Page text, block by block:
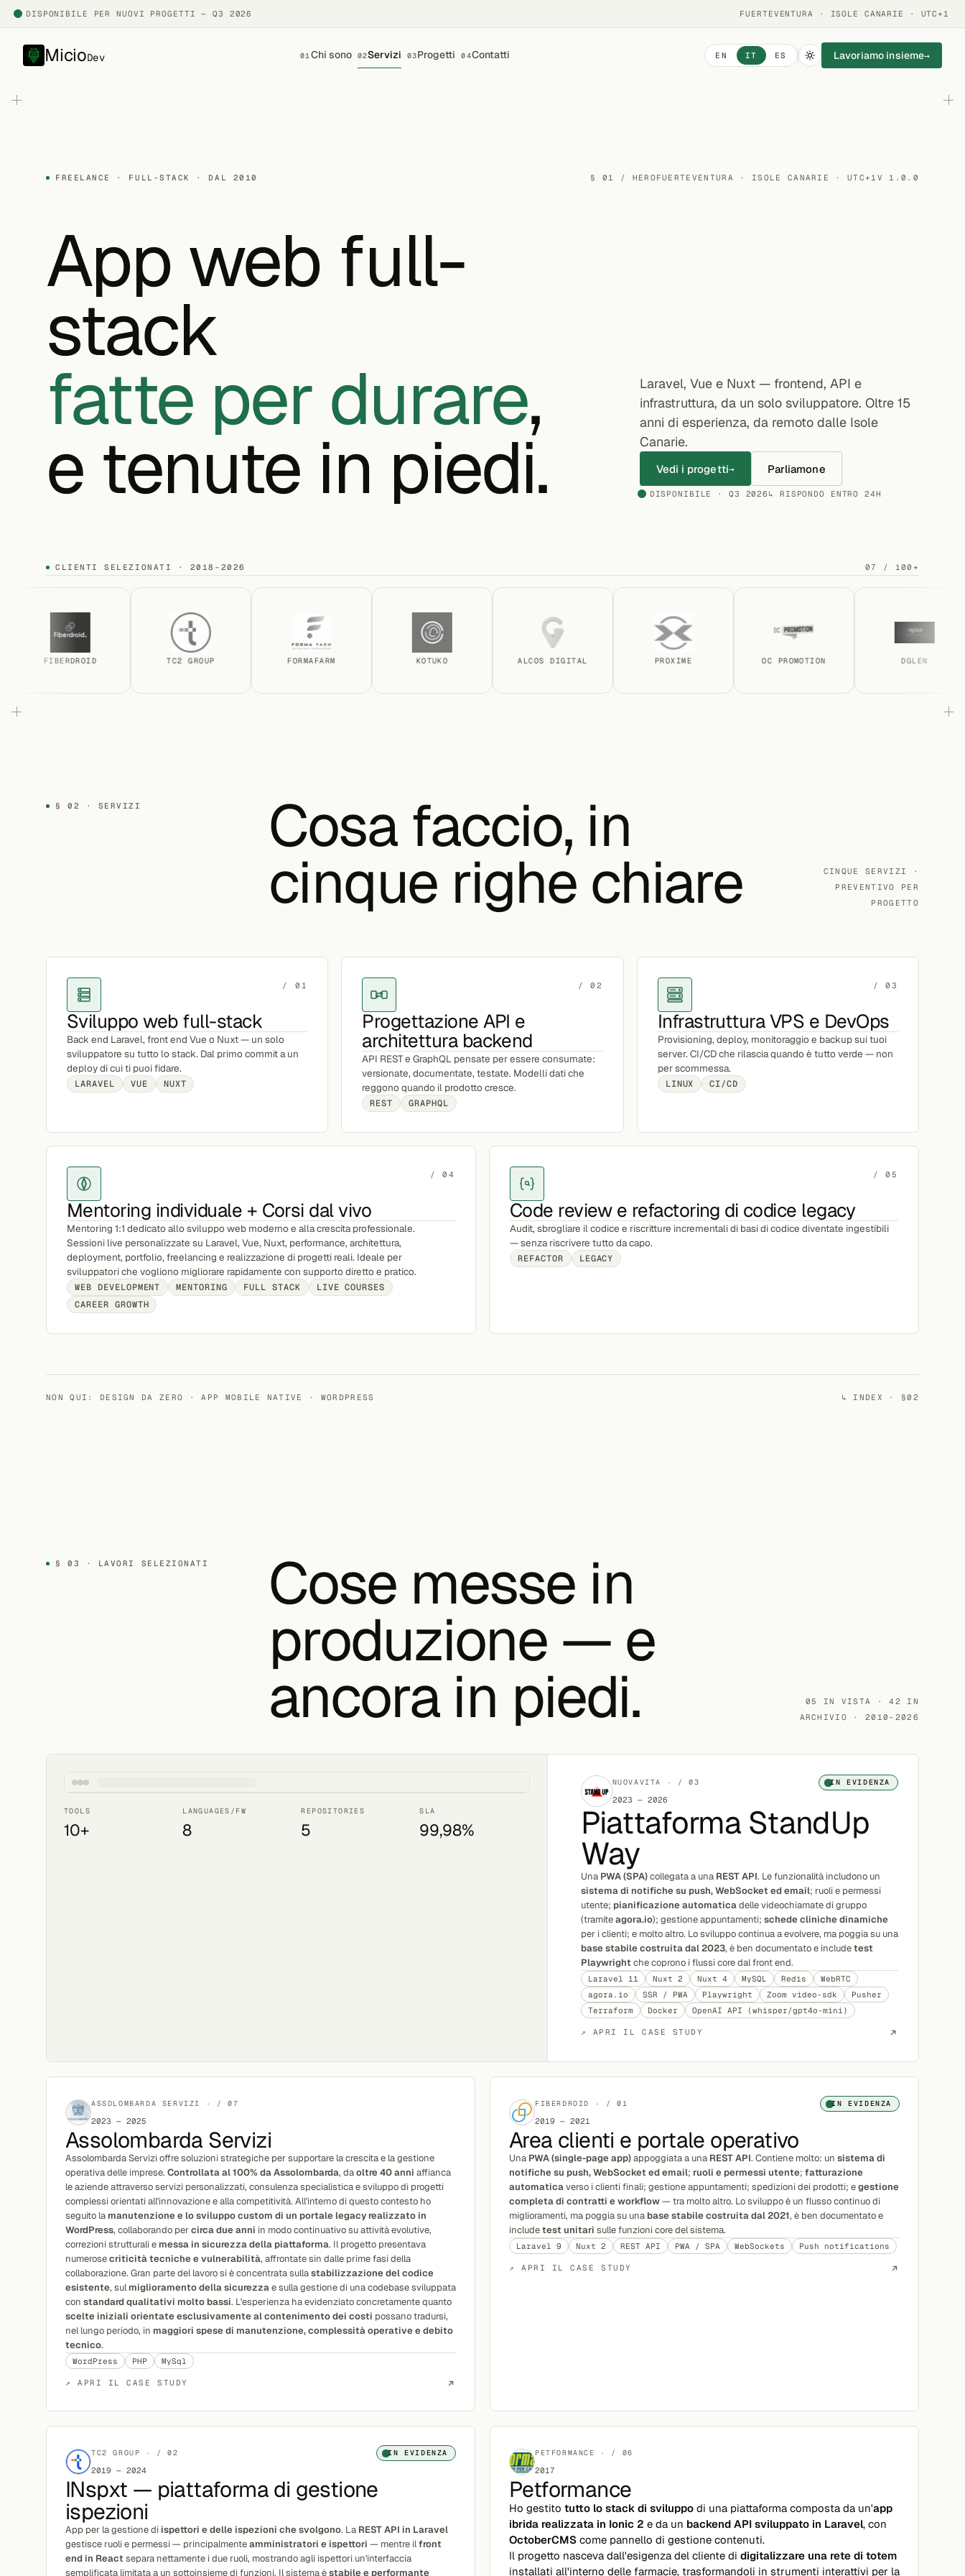
DISPONIBILE PER NUOVI PROGETTI — Q3 2026 FUERTEVENTURA · ISOLE CANARIE · UTC+1
MicioDev 01Chi sono 02Servizi 03Progetti 04Contatti EN IT ES Lavoriamo insieme→
FREELANCE · FULL-STACK · DAL 2010 § 01 / HEROFUERTEVENTURA · ISOLE CANARIE · UTC+1 V 1.0.0
App web full-
stack
fatte per durare,
e tenute in piedi.
Laravel, Vue e Nuxt — frontend, API e
infrastruttura, da un solo sviluppatore. Oltre 15
anni di esperienza, da remoto dalle Isole
Canarie.
Vedi i progetti→ Parliamone
DISPONIBILE · Q3 2026 ↳ RISPONDO ENTRO 24H
CLIENTI SELEZIONATI · 2018–2026 07 / 100+
FIBERDROID TC2 GROUP FORMAFARM KOTUKO ALCOS DIGITAL PROXIME OC PROMOTION DGLEN
§ 02 · SERVIZI Cosa faccio, in
cinque righe chiare
CINQUE SERVIZI ·
PREVENTIVO PER
PROGETTO
/ 01
Sviluppo web full-stack
Back end Laravel, front end Vue o Nuxt — un solo
sviluppatore su tutto lo stack. Dal primo commit a un
deploy di cui ti puoi fidare.
LARAVEL VUE NUXT
/ 02
Progettazione API e
architettura backend
API REST e GraphQL pensate per essere consumate:
versionate, documentate, testate. Modelli dati che
reggono quando il prodotto cresce.
REST GRAPHQL
/ 03
Infrastruttura VPS e DevOps
Provisioning, deploy, monitoraggio e backup sui tuoi
server. CI/CD che rilascia quando è tutto verde — non
per scommessa.
LINUX CI/CD
/ 04
Mentoring individuale + Corsi dal vivo
Mentoring 1:1 dedicato allo sviluppo web moderno e alla crescita professionale.
Sessioni live personalizzate su Laravel, Vue, Nuxt, performance, architettura,
deployment, portfolio, freelancing e realizzazione di progetti reali. Ideale per
sviluppatori che vogliono migliorare rapidamente con supporto diretto e pratico.
WEB DEVELOPMENT MENTORING FULL STACK
LIVE COURSES
CAREER GROWTH
/ 05
Code review e refactoring di codice legacy
Audit, sbrogliare il codice e riscritture incrementali di basi di codice diventate ingestibili
— senza riscrivere tutto da capo.
REFACTOR LEGACY
NON QUI: DESIGN DA ZERO · APP MOBILE NATIVE · WORDPRESS ↳ INDEX · §02
§ 03 · LAVORI SELEZIONATI Cose messe in
produzione — e
ancora in piedi.
05 IN VISTA · 42 IN
ARCHIVIO · 2010–2026
TOOLS
10+
LANGUAGES/FW
8
REPOSITORIES
5
SLA
99,98%
NUOVAVITA · / 03
2023 — 2026
IN EVIDENZA
Piattaforma StandUp
Way
Una PWA (SPA)collegata a una REST API. Le funzionalità includono un
sistema di notifiche su push, WebSocket ed email; ruoli e permessi
utente; pianificazione automaticadelle videochiamate di gruppo
(tramiteagora.io); gestione appuntamenti; schede cliniche dinamiche
per i clienti; e molto altro. Lo sviluppo continua a evolvere, ma poggia su una
base stabile costruita dal 2023, è ben documentato e includetest
Playwrightche coprono i flussi core dal front end.
Laravel 11 Nuxt 2 Nuxt 4 MySQL Redis
WebRTC
agora.io
SSR / PWA Playwright Zoom video-sdk
Pusher
Terraform
Docker OpenAI API (whisper/gpt4o-mini)
↗ APRI IL CASE STUDY
ASSOLOMBARDA SERVIZI · / 07
2023 — 2025
Assolombarda Servizi
Assolombarda Servizi offre soluzioni strategiche per supportare la crescita e la gestione
operativa delle imprese. Controllata al 100% da Assolombarda, daoltre 40 anni affianca
le aziende attraverso servizi personalizzati, consulenza specialistica e sviluppo di progetti
complessi orientati all'innovazione e alla competitività. All'interno di questo contesto ho
seguito la manutenzione e lo sviluppo custom di un portale legacy realizzato in
WordPress, collaborando percirca due anni in modo continuativo su attività evolutive,
correzioni strutturali e messa in sicurezza della piattaforma. Il progetto presentava
numerosecriticità tecniche e vulnerabilità, affrontate sin dalle prime fasi della
collaborazione. Gran parte del lavoro si è concentrata sullastabilizzazione del codice
esistente, sulmiglioramento della sicurezzae sulla gestione di una codebase sviluppata
con standard qualitativi molto bassi. L'esperienza ha evidenziato concretamente quanto
scelte iniziali orientate esclusivamente al contenimento dei costi possano tradursi,
nel lungo periodo, in maggiori spese di manutenzione, complessità operative e debito
tecnico.
WordPress PHP MySql
↗ APRI IL CASE STUDY
FIBERDROID · / 01
2019 — 2021
IN EVIDENZA
Area clienti e portale operativo
Una PWA (single-page app)appoggiata a una REST API. Contiene molto: un sistema di
notifiche su push, WebSocket ed email; ruoli e permessi utente; fatturazione
automaticaverso i clienti finali; gestione appuntamenti; spedizioni dei prodotti; egestione
completa di contratti e workflow— tra molto altro. Lo sviluppo è un flusso continuo di
miglioramenti, ma poggia su una base stabile costruita dal 2021, è ben documentato e
includetest unitari sulle funzioni core del sistema.
Laravel 9 Nuxt 2 REST API PWA / SPA WebSockets Push notifications
↗ APRI IL CASE STUDY
TC2 GROUP · / 02
2019 — 2024
IN EVIDENZA
INspxt — piattaforma di gestione
ispezioni
App per la gestione diispettori e delle ispezioni che svolgono. La REST API in Laravel
gestisce ruoli e permessi — principalmenteamministratori e ispettori — mentre ilfront
end in Reactsepara nettamente i due ruoli, mostrando agli ispettori un'interfaccia
semplificata limitata a un sottoinsieme di funzioni. Il sistema èstabile e performante
PETFORMANCE · / 06
2017
Petformance
Ho gestito tutto lo stack di sviluppo di una piattaforma composta da un'app
ibrida realizzata in Ionic 2 e da un backend API sviluppato in Laravel, con
OctoberCMS come pannello di gestione contenuti.
Il progetto nasceva dall'esigenza del cliente di digitalizzare una rete di totem
installati all'interno delle farmacie, trasformandoli in strumenti interattivi per la